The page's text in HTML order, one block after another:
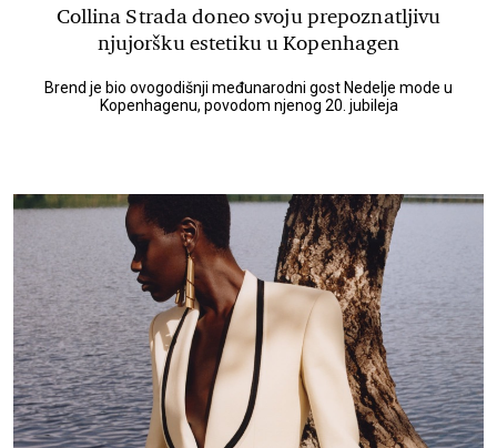
Collina Strada doneo svoju prepoznatljivu
njujoršku estetiku u Kopenhagen
Brend je bio ovogodišnji međunarodni gost Nedelje mode u
Kopenhagenu, povodom njenog 20. jubileja